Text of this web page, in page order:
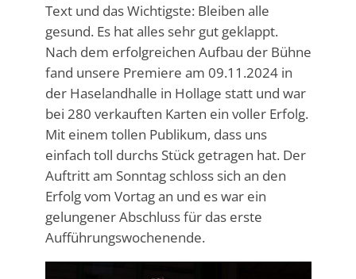
Text und das Wichtigste: Bleiben alle
gesund. Es hat alles sehr gut geklappt.
Nach dem erfolgreichen Aufbau der Bühne
fand unsere Premiere am 09.11.2024 in
der Haselandhalle in Hollage statt und war
bei 280 verkauften Karten ein voller Erfolg.
Mit einem tollen Publikum, dass uns
einfach toll durchs Stück getragen hat. Der
Auftritt am Sonntag schloss sich an den
Erfolg vom Vortag an und es war ein
gelungener Abschluss für das erste
Aufführungswochenende.